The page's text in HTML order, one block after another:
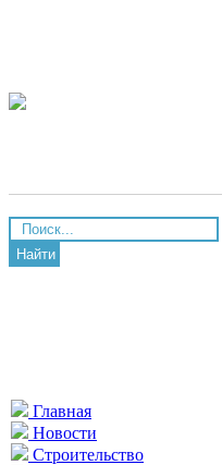
Найти
Главная
Новости
Строительство